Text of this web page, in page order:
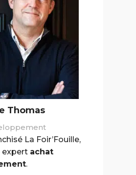
Thomas
La Foir’Fouille,
expert achat
.